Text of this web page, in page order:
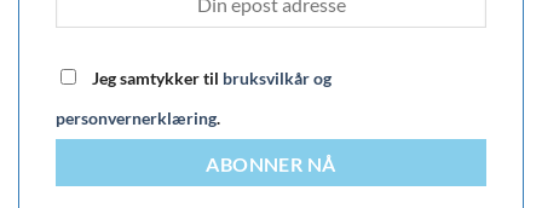
Jeg samtykker til bruksvilkår og
personvernerklæring.
ABONNER NÅ